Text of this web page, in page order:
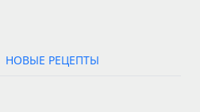
НОВЫЕ РЕЦЕПТЫ